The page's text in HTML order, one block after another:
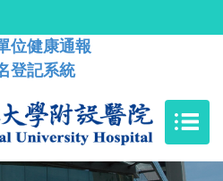
位健康通報
登記系統